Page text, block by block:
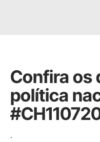
Confira os
política
.